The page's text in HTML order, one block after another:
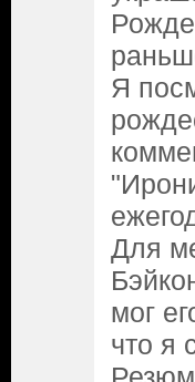
Я
Для
мог
что я